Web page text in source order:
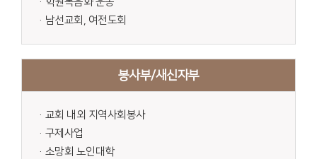
·남선교회, 여전도회
봉사부/새신자부
·교회 내외 지역사회봉사
·구제사업
·소망회 노인대학